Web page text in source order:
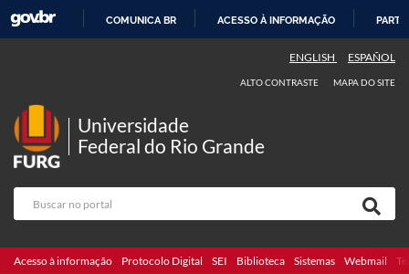
COMUNICA BR ACESSO À INFORMAÇÃO
ENGLISH ESPAÑOL
ALTO CONTRASTE MAPA DO SITE
Universidade
Federal do Rio Grande
Acesso à informação Protocolo Digital SEI Biblioteca Sistemas Webmail